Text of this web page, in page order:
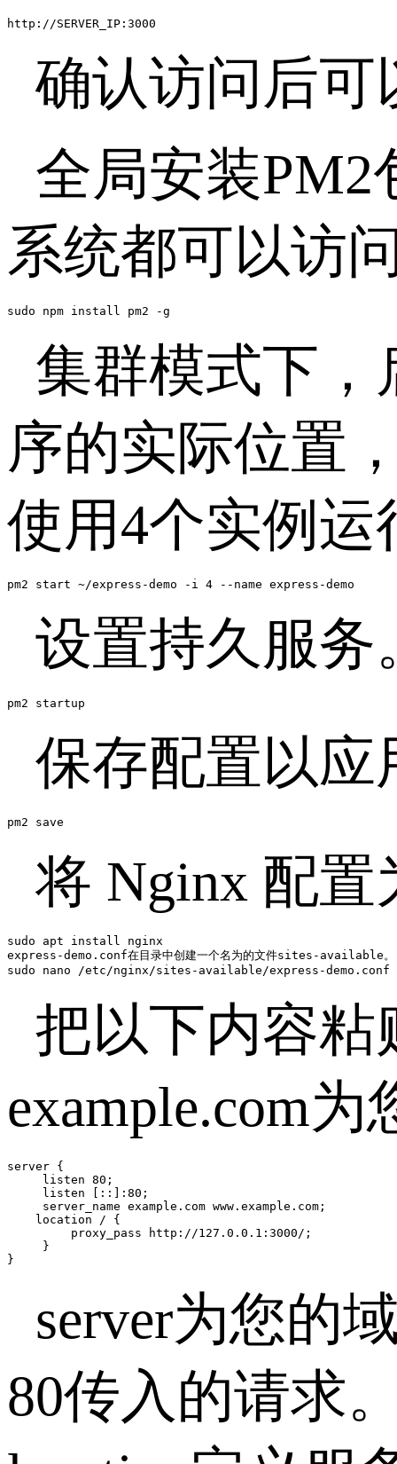
http://SERVER_IP:3000
确认访问后可
全局安装PM2
系统都可以访
sudo npm install pm2 -g
集群模式下，
序的实际位置
使用4个实例运
pm2 start ~/express-demo -i 4 --name express-demo
设置持久服务
pm2 startup
保存配置以应
pm2 save
将 Nginx 配
sudo apt install nginx
express-demo.conf在目录中创建一个名为的文件sites-available。
sudo nano /etc/nginx/sites-available/express-demo.conf
把以下内容粘
example.com
server {
     listen 80;
     listen [::]:80;
     server_name example.com www.example.com;
    location / {
         proxy_pass http://127.0.0.1:3000/;
     }
}
server为您的
80传入的请求